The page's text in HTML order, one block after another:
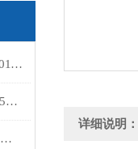
德国倍加福P+F编码器PVM58N-011AGR0BN-1213到货
塞尔瑟斯SAILSORS流量计B0805新版样式
丹麦GRAS26CT前置放大器带连接器技术描述
详细说明：